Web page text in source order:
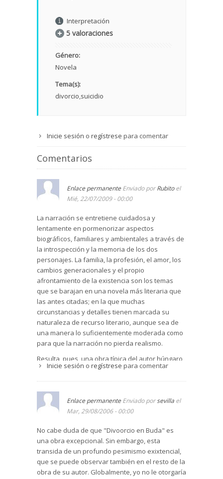
Interpretación
5 valoraciones
Género:
Novela
Tema(s):
divorcio suicidio
Inicie sesión o regístrese para comentar
Comentarios
Enlace permanente Enviado porRubitoel
Mié, 22/07/2009 - 00:00
La narración se entretiene cuidadosa y
lentamente en pormenorizar aspectos
biográficos, familiares y ambientales a través de
la introspección y la memoria de los dos
personajes. La familia, la profesión, el amor, los
cambios generacionales y el propio
afrontamiento de la existencia son los temas
que se barajan en una novela más literaria que
las antes citadas; en la que muchas
circunstancias y detalles tienen marcada su
naturaleza de recurso literario, aunque sea de
una manera lo suficientemente moderada como
para que la narración no pierda realismo.
Resulta, pues, una obra típica del autor húngaro,
en la que el drama humano que vertebra su
trama, y que se va desvelando hasta llegar a un
final de sorpresa, es tan vivo como contundente.
(de Ángel García Prieto )
Inicie sesión o regístrese para comentar
Enlace permanente Enviado porsevilla el
Mar, 29/08/2006 - 00:00
No cabe duda de que "Divoorcio en Buda" es
una obra excepcional. Sin embargo, esta
transida de un profundo pesimismo exixtencial,
que se puede observar también en el resto de la
obra de su autor. Globalmente, yo no le otorgaría